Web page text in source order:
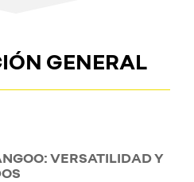
GENERAL
VERSATILIDAD Y